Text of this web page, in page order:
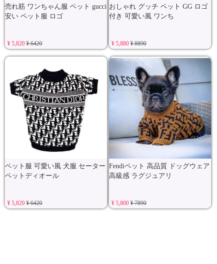
売れ筋 ワンちゃん服 ペット gucci
安い ペット服 ロゴ
¥ 5,820¥ 6420
おしゃれ グッチ ペット GG ロゴ
付き 可愛い風 ワンち
¥ 5,880¥ 8890
ペット服 可愛い風 犬服 セーター
ペットディオール
¥ 5,820¥ 6420
Fendiペット 高品質 ドッグウェア
高級感 ラグジュアリ
¥ 5,800¥ 7890